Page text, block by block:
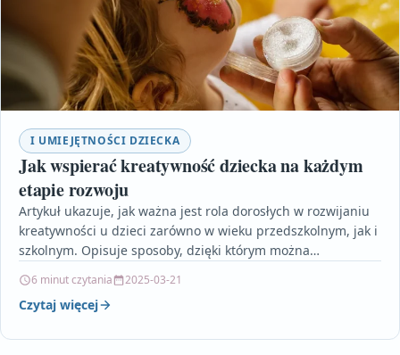
I UMIEJĘTNOŚCI DZIECKA
Jak wspierać kreatywność dziecka na każdym
etapie rozwoju
Artykuł ukazuje, jak ważna jest rola dorosłych w rozwijaniu
kreatywności u dzieci zarówno w wieku przedszkolnym, jak i
szkolnym. Opisuje sposoby, dzięki którym można…
6 minut czytania 2025-03-21
Czytaj więcej